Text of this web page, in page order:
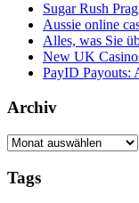
Sugar Rush
Aussie online
Alles, was Sie
New UK
PayID Payouts:
Archiv
Archiv
Tags